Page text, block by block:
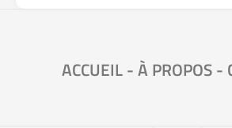
ACCUEIL-À PROPOS-